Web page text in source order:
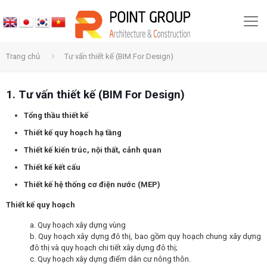
Trang chủ Tư vấn thiết kế (BIM For Design)
1. Tư vấn thiết kế (BIM For Design)
Tổng thầu thiết kế
Thiết kế quy hoạch hạ tầng
Thiết kế kiến trúc, nội thất, cảnh quan
Thiết kế kết cấu
Thiết kế hệ thống cơ điện nước (MEP)
Thiết kế quy hoạch
a. Quy hoạch xây dựng vùng
b. Quy hoạch xây dựng đô thị, bao gồm quy hoạch chung xây dựng
đô thị và quy hoạch chi tiết xây dựng đô thị;
c. Quy hoạch xây dựng điểm dân cư nông thôn.